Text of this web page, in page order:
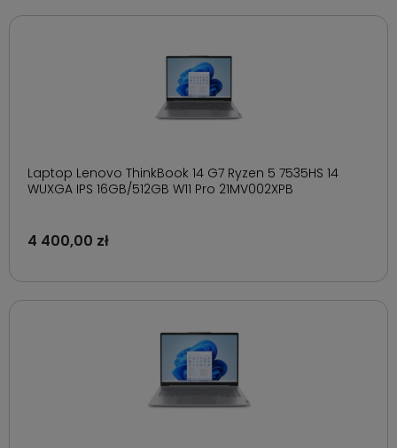
Laptop Lenovo ThinkBook 14 G7 Ryzen 5 7535HS 14
WUXGA IPS 16GB/512GB W11 Pro 21MV002XPB
4 400,00 zł